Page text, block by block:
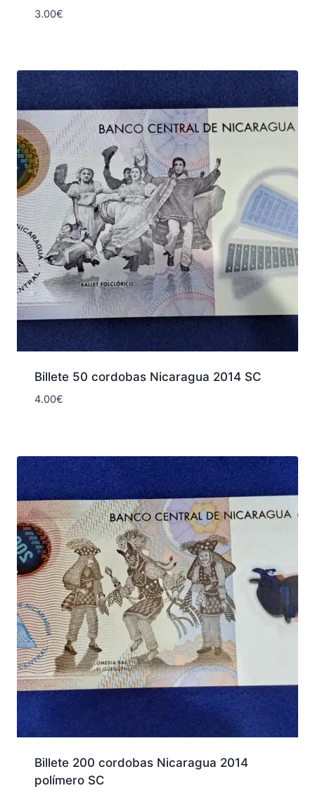
3.00€
Billete 50 cordobas Nicaragua 2014 SC
4.00€
Billete 200 cordobas Nicaragua 2014
polímero SC